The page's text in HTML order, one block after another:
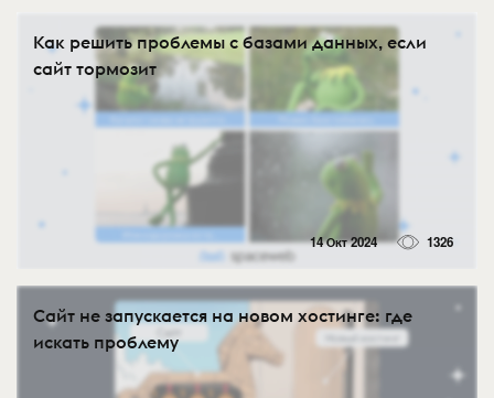
Как решить проблемы с базами данных, если
сайт тормозит
14 Окт 2024 1326
Сайт не запускается на новом хостинге: где
искать проблему